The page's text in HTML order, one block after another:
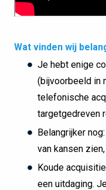
Wat vinden wij
Je hebt enige
(bijvoorbeeld in
telefonische
targetgedreven
Belangrijker
van kansen
Koude
een uitdaging.